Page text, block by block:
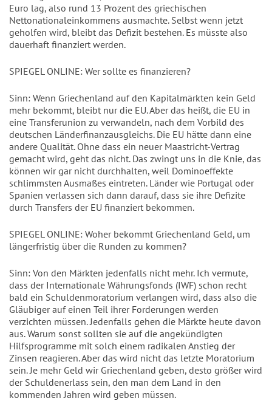
Euro lag, also rund 13 Prozent des griechischen
Nettonationaleinkommens ausmachte. Selbst wenn jetzt
geholfen wird, bleibt das Defizit bestehen. Es müsste also
dauerhaft finanziert werden.
SPIEGEL ONLINE: Wer sollte es finanzieren?
Sinn: Wenn Griechenland auf den Kapitalmärkten kein Geld
mehr bekommt, bleibt nur die EU. Aber das heißt, die EU in
eine Transferunion zu verwandeln, nach dem Vorbild des
deutschen Länderfinanzausgleichs. Die EU hätte dann eine
andere Qualität. Ohne dass ein neuer Maastricht-Vertrag
gemacht wird, geht das nicht. Das zwingt uns in die Knie, das
können wir gar nicht durchhalten, weil Dominoeffekte
schlimmsten Ausmaßes eintreten. Länder wie Portugal oder
Spanien verlassen sich dann darauf, dass sie ihre Defizite
durch Transfers der EU finanziert bekommen.
SPIEGEL ONLINE: Woher bekommt Griechenland Geld, um
längerfristig über die Runden zu kommen?
Sinn: Von den Märkten jedenfalls nicht mehr. Ich vermute,
dass der Internationale Währungsfonds (IWF) schon recht
bald ein Schuldenmoratorium verlangen wird, dass also die
Gläubiger auf einen Teil ihrer Forderungen werden
verzichten müssen. Jedenfalls gehen die Märkte heute davon
aus. Warum sonst sollten sie auf die angekündigten
Hilfsprogramme mit solch einem radikalen Anstieg der
Zinsen reagieren. Aber das wird nicht das letzte Moratorium
sein. Je mehr Geld wir Griechenland geben, desto größer wird
der Schuldenerlass sein, den man dem Land in den
kommenden Jahren wird geben müssen.